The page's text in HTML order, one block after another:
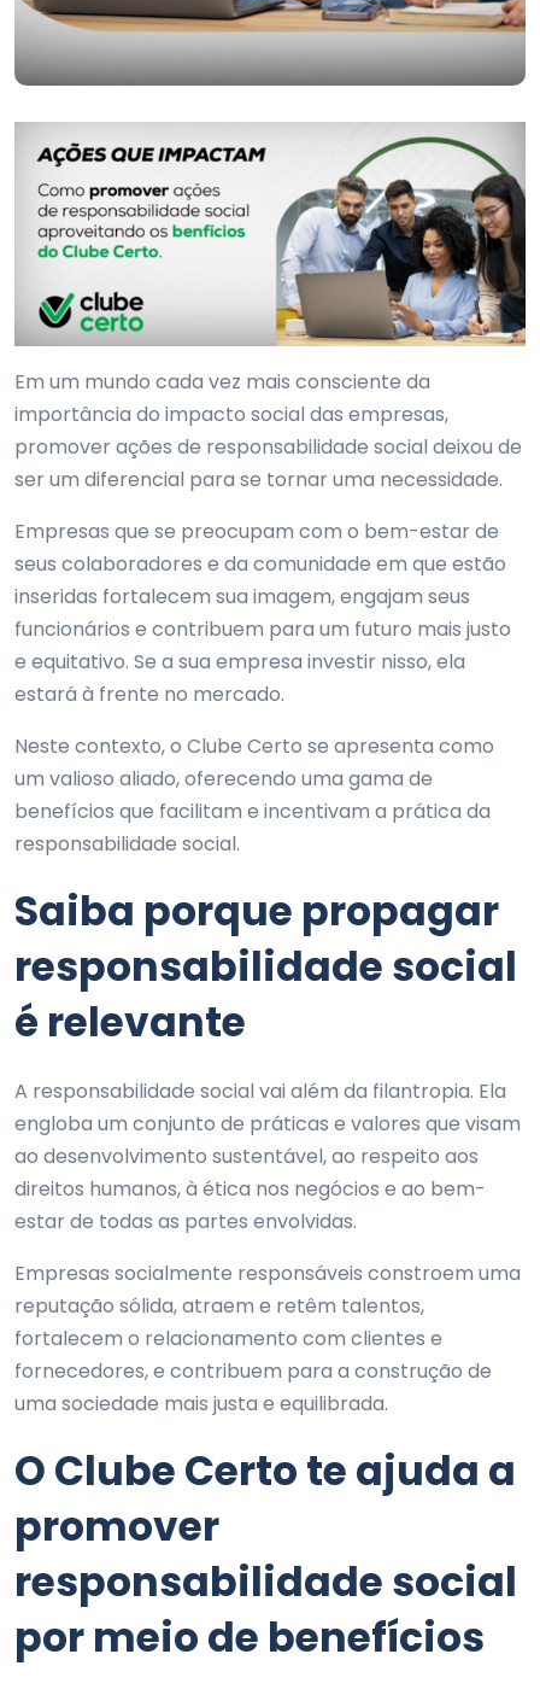
Em um mundo cada vez mais consciente da
importância do impacto social das empresas,
promover ações de responsabilidade social deixou de
ser um diferencial para se tornar uma necessidade.
Empresas que se preocupam com o bem-estar de
seus colaboradores e da comunidade em que estão
inseridas fortalecem sua imagem, engajam seus
funcionários e contribuem para um futuro mais justo
e equitativo. Se a sua empresa investir nisso, ela
estará à frente no mercado.
Neste contexto, o Clube Certo se apresenta como
um valioso aliado, oferecendo uma gama de
benefícios que facilitam e incentivam a prática da
responsabilidade social.
Saiba porque propagar
responsabilidade social
é relevante
A responsabilidade social vai além da filantropia. Ela
engloba um conjunto de práticas e valores que visam
ao desenvolvimento sustentável, ao respeito aos
direitos humanos, à ética nos negócios e ao bem-
estar de todas as partes envolvidas.
Empresas socialmente responsáveis constroem uma
reputação sólida, atraem e retêm talentos,
fortalecem o relacionamento com clientes e
fornecedores, e contribuem para a construção de
uma sociedade mais justa e equilibrada.
O Clube Certo te ajuda a
promover
responsabilidade social
por meio de benefícios